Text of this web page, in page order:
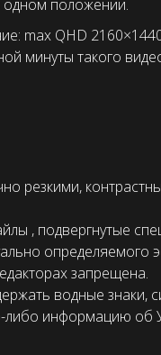
одном положении.
max QHD
минуты такого
резкими,
, подвергнутые
определяемого
запрещена.
водные знаки,
информацию об